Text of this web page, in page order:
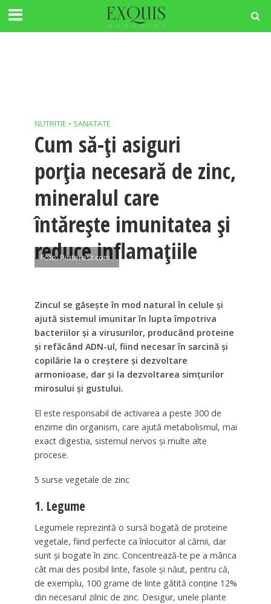
NUTRITIE • SANATATE
Cum să-ţi asiguri
porția necesară de zinc,
mineralul care
întărește imunitatea și
reduce inflamațiile
Foto: Pinterest.com
Zincul se găsește în mod natural în celule și
ajută sistemul imunitar în lupta împotriva
bacteriilor și a virusurilor, producând proteine
și refăcând ADN-ul, fiind necesar în sarcină și
copilărie la o creștere și dezvoltare
armonioase, dar și la dezvoltarea simțurilor
mirosului și gustului.
El este responsabil de activarea a peste 300 de
enzime din organism, care ajută metabolismul, mai
exact digestia, sistemul nervos și multe alte
procese.
5 surse vegetale de zinc
1. Legume
Legumele reprezintă o sursă bogată de proteine
vegetale, fiind perfecte ca înlocuitor al cărnii, dar
sunt și bogate în zinc. Concentrează-te pe a mânca
cât mai des posibil linte, fasole și năut, pentru că,
de exemplu, 100 grame de linte gătită conține 12%
din necesarul zilnic de zinc. Desigur, unele plante